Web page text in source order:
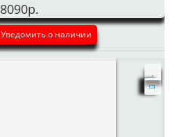
8090р.
Уведомить о наличии